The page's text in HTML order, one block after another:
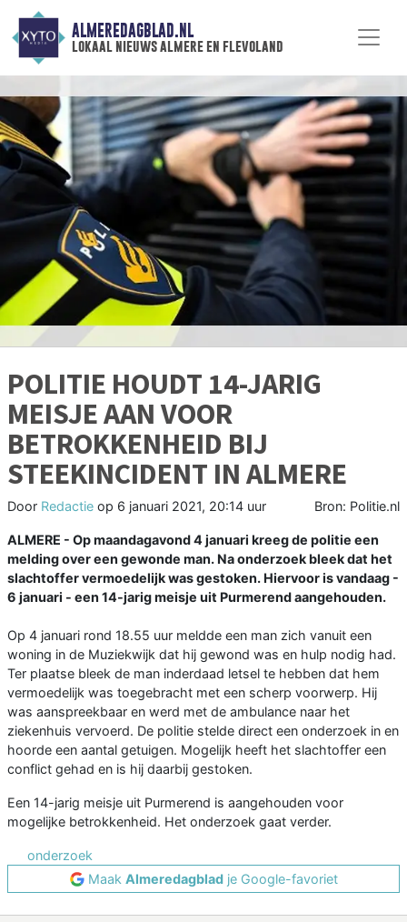
ALMEREDAGBLAD.NL
lokaal nieuws almere en flevoland
POLITIE HOUDT 14-JARIG
MEISJE AAN VOOR
BETROKKENHEID BIJ
STEEKINCIDENT IN ALMERE
Door Redactie op 6 januari 2021, 20:14 uur Bron: Politie.nl
ALMERE - Op maandagavond 4 januari kreeg de politie een
melding over een gewonde man. Na onderzoek bleek dat het
slachtoffer vermoedelijk was gestoken. Hiervoor is vandaag -
6 januari - een 14-jarig meisje uit Purmerend aangehouden.
Op 4 januari rond 18.55 uur meldde een man zich vanuit een
woning in de Muziekwijk dat hij gewond was en hulp nodig had.
Ter plaatse bleek de man inderdaad letsel te hebben dat hem
vermoedelijk was toegebracht met een scherp voorwerp. Hij
was aanspreekbaar en werd met de ambulance naar het
ziekenhuis vervoerd. De politie stelde direct een onderzoek in en
hoorde een aantal getuigen. Mogelijk heeft het slachtoffer een
conflict gehad en is hij daarbij gestoken.
Een 14-jarig meisje uit Purmerend is aangehouden voor
mogelijke betrokkenheid. Het onderzoek gaat verder.
onderzoek
Maak Almeredagbladje Google-favoriet